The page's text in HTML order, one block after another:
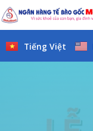
Skip
to
content
Tiếng Việt